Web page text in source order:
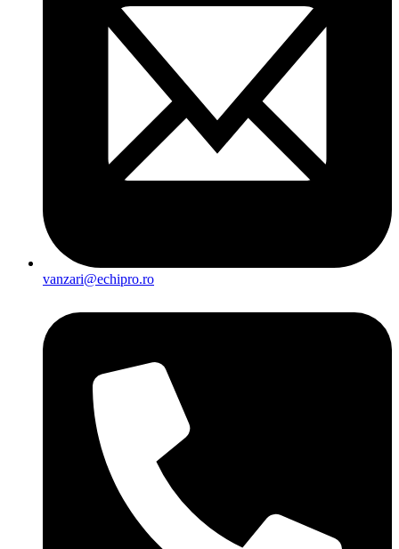
vanzari@echipro.ro